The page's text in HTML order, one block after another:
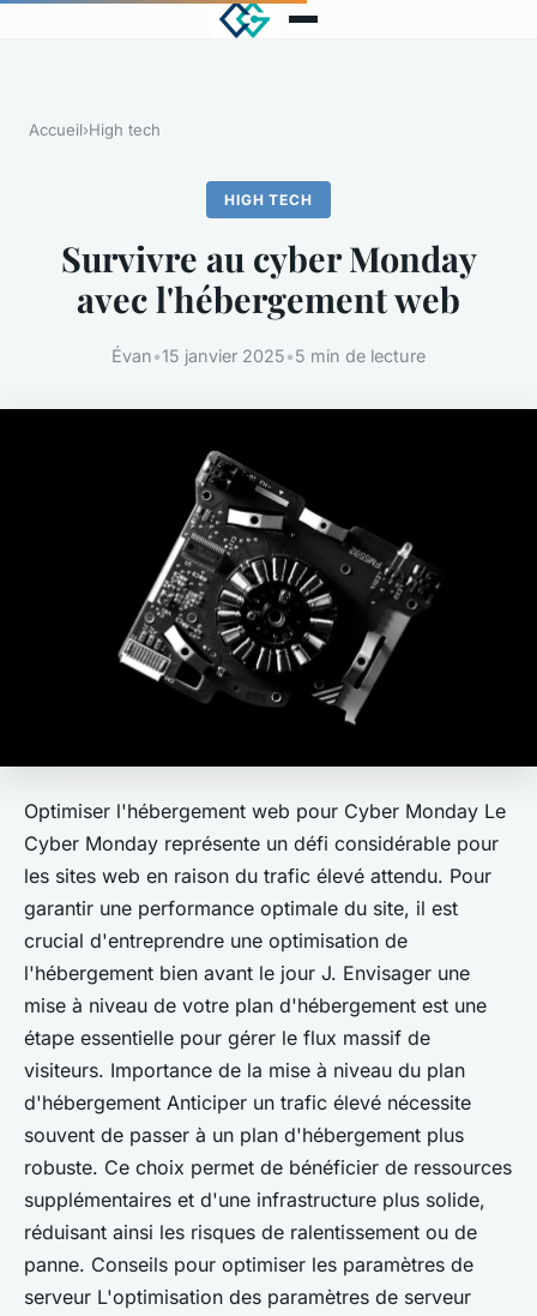
Accueil›High tech
HIGH TECH
Survivre au cyber Monday
avec l'hébergement web
Évan•15 janvier 2025•5 min de lecture
Optimiser l'hébergement web pour Cyber Monday Le
Cyber Monday représente un défi considérable pour
les sites web en raison du trafic élevé attendu. Pour
garantir une performance optimale du site, il est
crucial d'entreprendre une optimisation de
l'hébergement bien avant le jour J. Envisager une
mise à niveau de votre plan d'hébergement est une
étape essentielle pour gérer le flux massif de
visiteurs. Importance de la mise à niveau du plan
d'hébergement Anticiper un trafic élevé nécessite
souvent de passer à un plan d'hébergement plus
robuste. Ce choix permet de bénéficier de ressources
supplémentaires et d'une infrastructure plus solide,
réduisant ainsi les risques de ralentissement ou de
panne. Conseils pour optimiser les paramètres de
serveur L'optimisation des paramètres de serveur